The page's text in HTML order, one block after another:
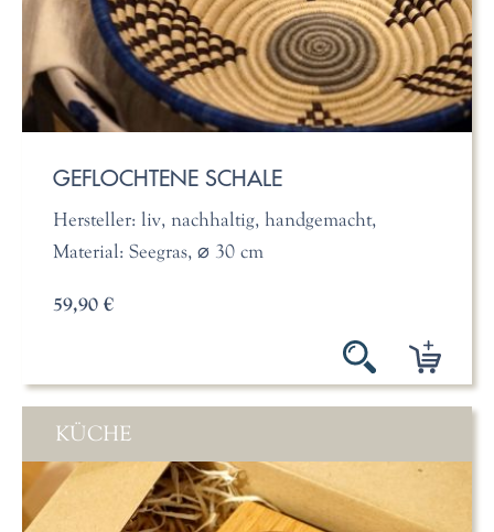
GEFLOCHTENE SCHALE
Hersteller: liv, nachhaltig, handgemacht,
Material: Seegras, ⌀ 30 cm
59,90 €
KÜCHE